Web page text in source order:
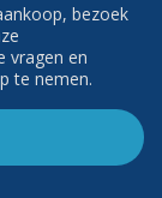
bezoek
vragen en
te nemen.